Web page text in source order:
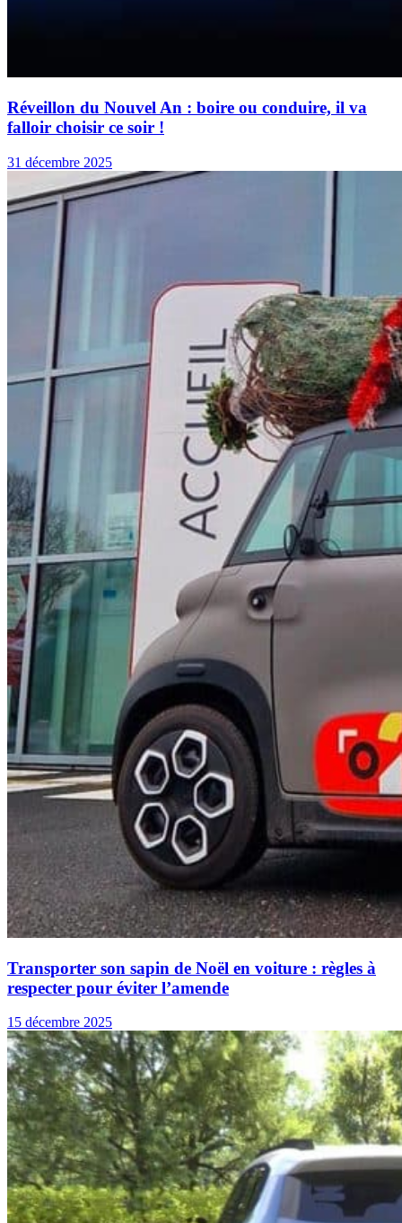
Réveillon du Nouvel An : boire ou conduire, il va
falloir choisir ce soir !
31 décembre 2025
Transporter son sapin de Noël en voiture : règles à
respecter pour éviter l’amende
15 décembre 2025